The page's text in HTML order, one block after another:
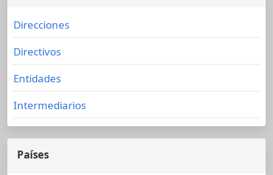
Direcciones
Directivos
Entidades
Intermediarios
Países